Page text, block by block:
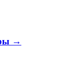
→